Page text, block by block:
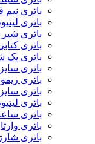
باتری نیم
باتری
باتری
باتری
باتری پک
باتری سایز C
باتری
باتری سایز D
باتری
باتری
باتری وارتا
باتری